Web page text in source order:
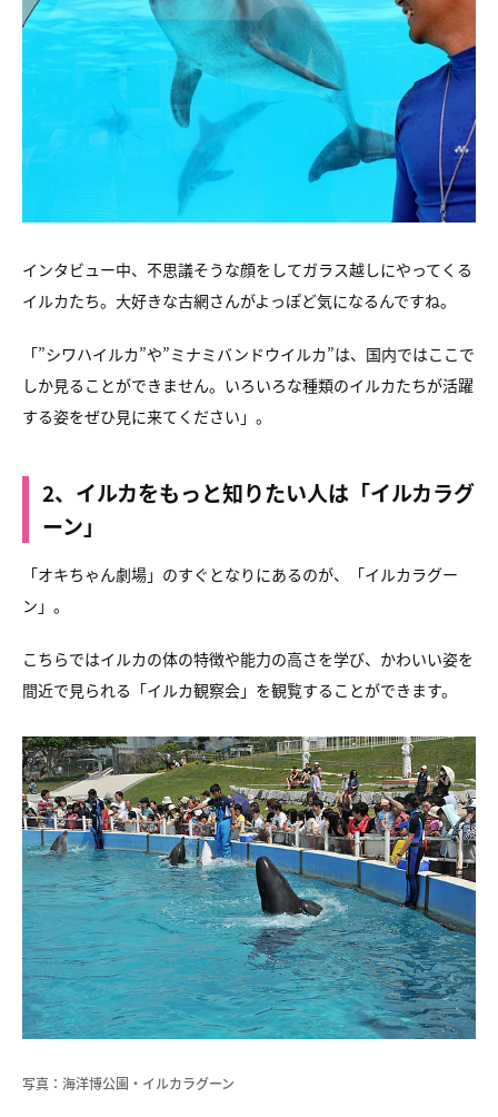
インタビュー中、 不思議そうな顔をしてガラス越しにやってくる
イルカたち。 大好きな古網さんがよっぽど気になるんですね。
「”シワハイルカ”や”ミナミバンドウイルカ”は、 国内ではここで
しか見ることができません。 いろいろな種類のイルカたちが活躍
する姿をぜひ見に来てください」。
2、イルカをもっと知りたい人は「イルカラグ
ーン」
「オキちゃん劇場」のすぐとなりにあるのが、「イルカラグー
ン」。
こちらではイルカの体の特徴や能力の高さを学び、 かわいい姿を
間近で見られる「イルカ観察会」を観覧することができます。
写真：海洋博公園・イルカラグーン